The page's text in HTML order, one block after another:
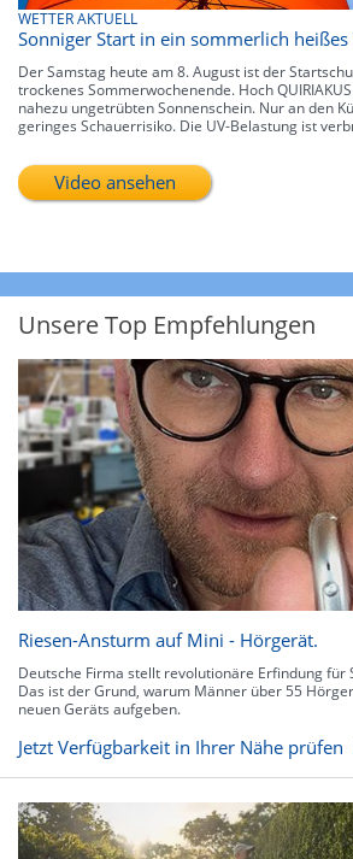
WETTER AKTUELL
Sonniger Start in ein sommerlich
Der Samstag heute am 8. August ist der
trockenes Sommerwochenende. Hoch
nahezu ungetrübten Sonnenschein. Nur an den
geringes Schauerrisiko. Die UV-Belastung ist
Video ansehen
Unsere Top Empfehlungen
Riesen-Ansturm auf Mini - Hörgerät.
Deutsche Firma stellt revolutionäre Erfindung für
Das ist der Grund, warum Männer über 55
neuen Geräts aufgeben.
Jetzt Verfügbarkeit in Ihrer Nähe prüfen